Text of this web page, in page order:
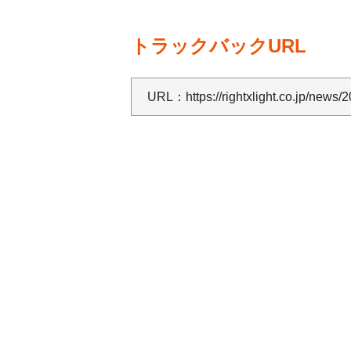
トラックバックURL
URL： https://rightxlight.co.jp/news/